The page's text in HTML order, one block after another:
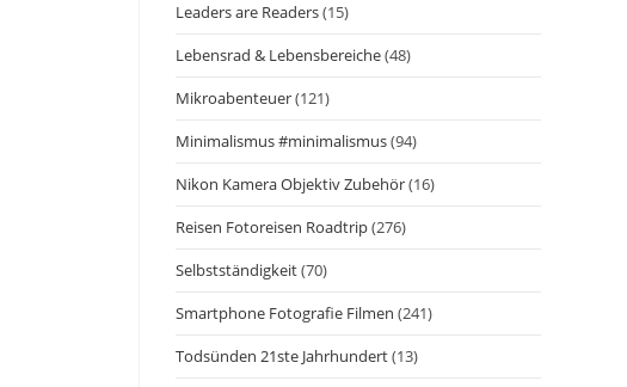
Leaders are Readers(15)
Lebensrad & Lebensbereiche(48)
Mikroabenteuer(121)
Minimalismus #minimalismus(94)
Nikon Kamera Objektiv Zubehör(16)
Reisen Fotoreisen Roadtrip(276)
Selbstständigkeit(70)
Smartphone Fotografie Filmen (241)
Todsünden 21ste Jahrhundert(13)